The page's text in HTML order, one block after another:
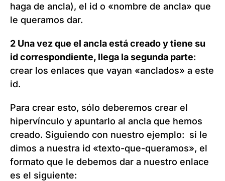
haga de ancla), el id o «nombre de ancla» que
le queramos dar.
2 Una vez que el ancla está creado y tiene su
id correspondiente, llega la segunda parte:
crear los enlaces que vayan «anclados» a este
id.
Para crear esto, sólo deberemos crear el
hipervínculo y apuntarlo al ancla que hemos
creado. Siguiendo con nuestro ejemplo: si le
dimos a nuestra id «texto-que-queramos», el
formato que le debemos dar a nuestro enlace
es el siguiente: